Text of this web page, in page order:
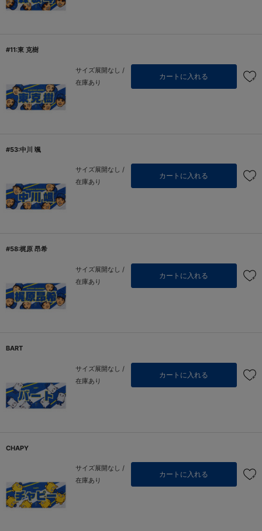
#11:東 克樹
サイズ展開なし /
在庫あり
カートに入れる
#53:中川 颯
サイズ展開なし /
在庫あり
カートに入れる
#58:梶原 昂希
サイズ展開なし /
在庫あり
カートに入れる
BART
サイズ展開なし /
在庫あり
カートに入れる
CHAPY
サイズ展開なし /
在庫あり
カートに入れる